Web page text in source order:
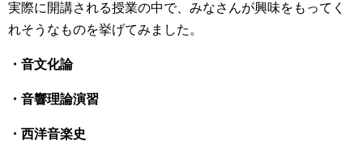
実際に開講される授業の中で、みなさんが興味をもってく
れそうなものを挙げてみました。
・音文化論
・音響理論演習
・西洋音楽史